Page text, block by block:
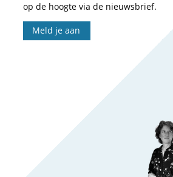
op de hoogte via de nieuwsbrief.
Meld je aan